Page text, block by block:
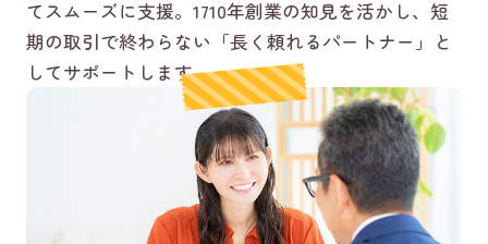
てスムーズに支援。1710年創業の知見を活かし、短
期の取引で終わらない「長く頼れるパートナー」と
してサポートします。